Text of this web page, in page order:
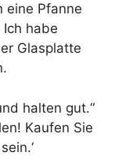
eine Pfanne
habe
Glasplatte
halten gut.“
Kaufen Sie